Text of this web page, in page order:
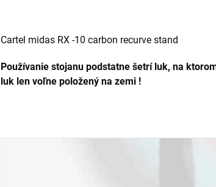
Cartel midas RX -10 carbon recurve stand
Používanie stojanu podstatne šetrí luk, na
luk len voľne položený na zemi !